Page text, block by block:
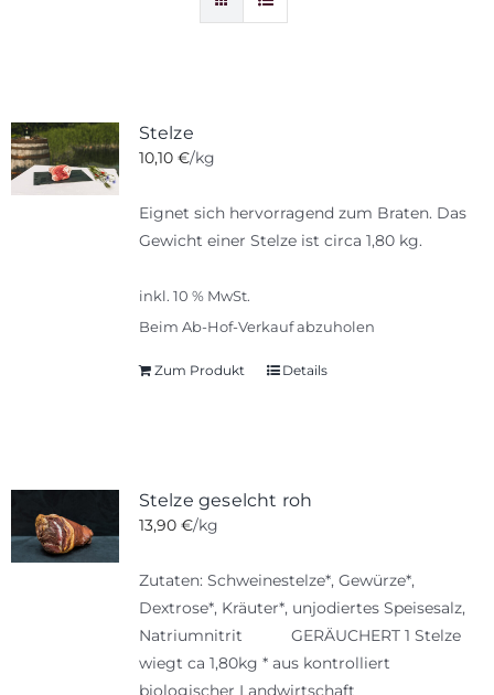
Stelze
10,10 €/kg
Eignet sich hervorragend zum Braten. Das
Gewicht einer Stelze ist circa 1,80 kg.
inkl. 10 % MwSt.
Beim Ab-Hof-Verkauf abzuholen
Zum Produkt Details
Stelze geselcht roh
13,90 €/kg
Zutaten: Schweinestelze*, Gewürze*,
Dextrose*, Kräuter*, unjodiertes Speisesalz,
Natriumnitrit GERÄUCHERT 1 Stelze
wiegt ca 1,80kg * aus kontrolliert
biologischer Landwirtschaft